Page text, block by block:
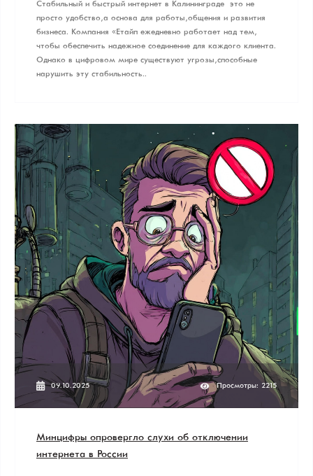
Стабильный и быстрый интернет в Калининграде — это не
просто удобство, а основа для работы, общения и развития
бизнеса. Компания «Етайп» ежедневно работает над тем,
чтобы обеспечить надежное соединение для каждого клиента.
Однако в цифровом мире существуют угрозы, способные
нарушить эту стабильность..
09.10.2025 Просмотры: 2215
Минцифры опровергло слухи об отключении
интернета в России